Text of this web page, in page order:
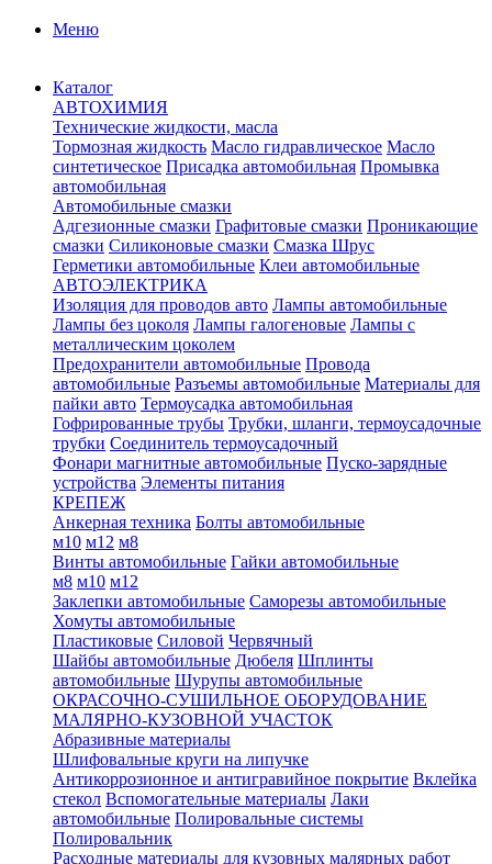
Меню
Каталог
АВТОХИМИЯ
Технические жидкости, масла
Тормозная жидкость Масло гидравлическое Масло
синтетическое Присадка автомобильная Промывка
автомобильная
Автомобильные смазки
Адгезионные смазки Графитовые смазки Проникающие
смазки Силиконовые смазки Смазка Шрус
Герметики автомобильные Клеи автомобильные
АВТОЭЛЕКТРИКА
Изоляция для проводов авто Лампы автомобильные
Лампы без цоколя Лампы галогеновые Лампы с
металлическим цоколем
Предохранители автомобильные Провода
автомобильные Разъемы автомобильные Материалы для
пайки авто Термоусадка автомобильная
Гофрированные трубы Трубки, шланги, термоусадочные
трубки Соединитель термоусадочный
Фонари магнитные автомобильные Пуско-зарядные
устройства Элементы питания
КРЕПЕЖ
Анкерная техника Болты автомобильные
м10 м12 м8
Винты автомобильные Гайки автомобильные
м8 м10 м12
Заклепки автомобильные Саморезы автомобильные
Хомуты автомобильные
Пластиковые Силовой Червячный
Шайбы автомобильные Дюбеля Шплинты
автомобильные Шурупы автомобильные
ОКРАСОЧНО-СУШИЛЬНОЕ ОБОРУДОВАНИЕ
МАЛЯРНО-КУЗОВНОЙ УЧАСТОК
Абразивные материалы
Шлифовальные круги на липучке
Антикоррозионное и антигравийное покрытие Вклейка
стекол Вспомогательные материалы Лаки
автомобильные Полировальные системы
Полировальник
Расходные материалы для кузовных малярных работ